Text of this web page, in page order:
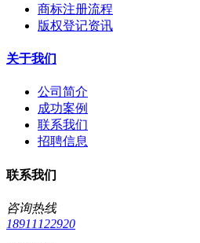
商标注册流程
版权登记资讯
关于我们
公司简介
成功案例
联系我们
招聘信息
联系我们
咨询热线
18911122920